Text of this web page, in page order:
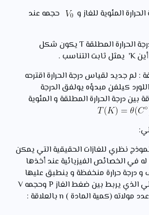
المئوية للغاز و حجمه عند
و عند استعمال درجة الحرارة المطلقة T يكون شكل
: لم جديد لقياس درجة الحرارة اقترحه
كيلفن مبدؤه يولفق الدرجة
بين درجة الحرارة المطلقة و المئوية
نظري للغازات الحقيقية التي يمكن
في الخصائص الفيزيائية عند أخذها
حرارة منخفظة و ينطبق عليها
قانون الغاز المثالي الذي يربط بين ضغط الغاز P وحجمه V
و درجة حرارته T و عدد مولاته (كمية المادة ) n بالعلاقة :